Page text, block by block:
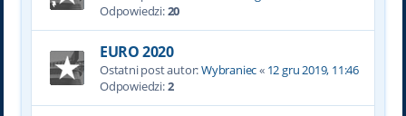
Odpowiedzi:20
EURO 2020
Ostatni post autor:Wybraniec« 12 gru 2019, 11:46
Odpowiedzi:2